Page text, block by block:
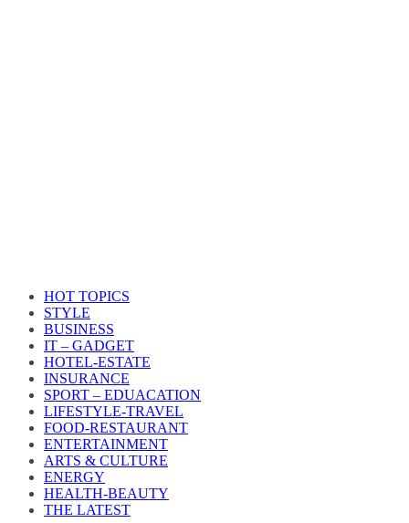
HOT TOPICS
STYLE
BUSINESS
IT – GADGET
HOTEL-ESTATE
INSURANCE
SPORT – EDUACATION
LIFESTYLE​-TRAVEL​
FOOD-RESTAURANT
ENTERTAINMENT
ARTS & CULTURE
ENERGY
HEALTH​-BEAUTY
THE LATEST